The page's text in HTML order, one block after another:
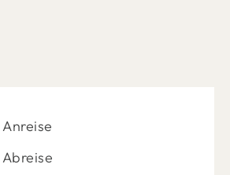
Anreise
Abreise